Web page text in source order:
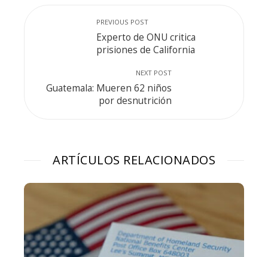
PREVIOUS POST
Experto de ONU critica
prisiones de California
NEXT POST
Guatemala: Mueren 62 niños
por desnutrición
ARTÍCULOS RELACIONADOS